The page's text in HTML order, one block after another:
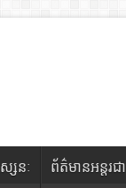
សនៈ ព័ត៌មានអន្តរជ